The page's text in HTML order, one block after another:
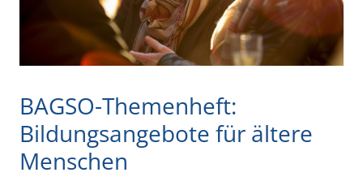
BAGSO-Themenheft:
Bildungsangebote für ältere
Menschen